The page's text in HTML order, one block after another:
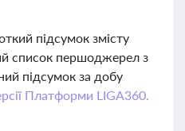
підсумок змісту
список першоджерел з
підсумок за добу
Платформи LIGA360.